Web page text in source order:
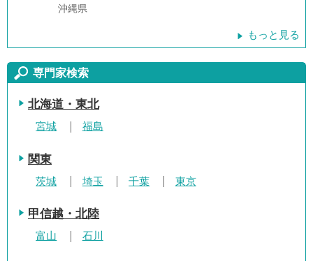
沖縄県
もっと見る
専門家検索
北海道・東北
宮城 福島
関東
茨城 埼玉 千葉 東京
甲信越・北陸
富山 石川